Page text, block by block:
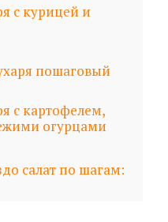
с курицей и
пошаговый
с картофелем,
огурцами
салат по шагам: